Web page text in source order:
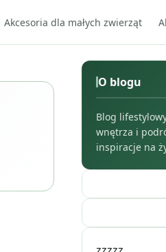
Akcesoria dla małych zwierząt
O blogu
Blog
wnętrza i
inspiracje na